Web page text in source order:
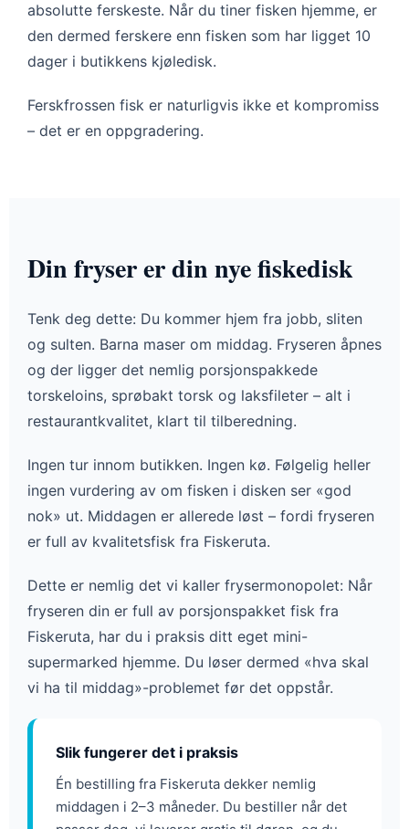
absolutte ferskeste. Når du tiner fisken hjemme, er
den dermed ferskere enn fisken som har ligget 10
dager i butikkens kjøledisk.
Ferskfrossen fisk er naturligvis ikke et kompromiss
– det er en oppgradering.
Din fryser er din nye fiskedisk
Tenk deg dette: Du kommer hjem fra jobb, sliten
og sulten. Barna maser om middag. Fryseren åpnes
og der ligger det nemlig porsjonspakkede
torskeloins, sprøbakt torsk og laksfileter – alt i
restaurantkvalitet, klart til tilberedning.
Ingen tur innom butikken. Ingen kø. Følgelig heller
ingen vurdering av om fisken i disken ser «god
nok» ut. Middagen er allerede løst – fordi fryseren
er full av kvalitetsfisk fra Fiskeruta.
Dette er nemlig det vi kaller frysermonopolet: Når
fryseren din er full av porsjonspakket fisk fra
Fiskeruta, har du i praksis ditt eget mini-
supermarked hjemme. Du løser dermed «hva skal
vi ha til middag»-problemet før det oppstår.
Slik fungerer det i praksis
Én bestilling fra Fiskeruta dekker nemlig
middagen i 2–3 måneder. Du bestiller når det